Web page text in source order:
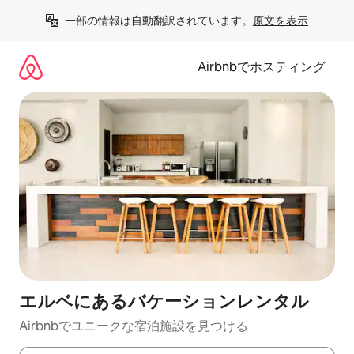
一部の情報は自動翻訳されています。 原文を表示
Airbnbでホスティング
エルベにあるバケーションレンタル
Airbnbでユニークな宿泊施設を見つける